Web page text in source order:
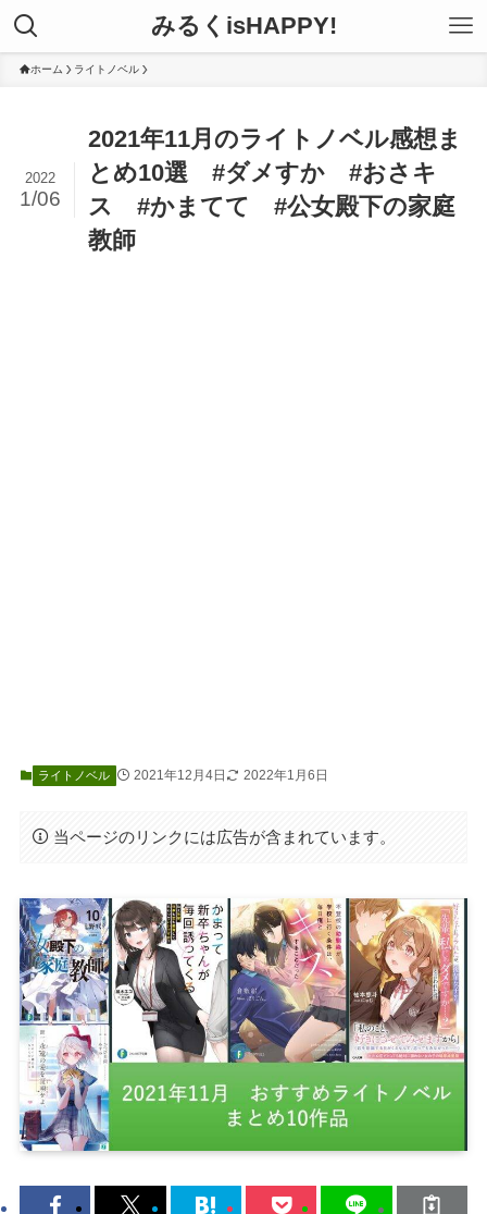
みるくisHAPPY!
ホーム ライトノベル
2021年11月のライトノベル感想ま
とめ10選 #ダメすか #おさキ
ス #かまてて #公女殿下の家庭
教師
2022
1/06
ライトノベル 2021年12月4日 2022年1月6日
当ページのリンクには広告が含まれています。